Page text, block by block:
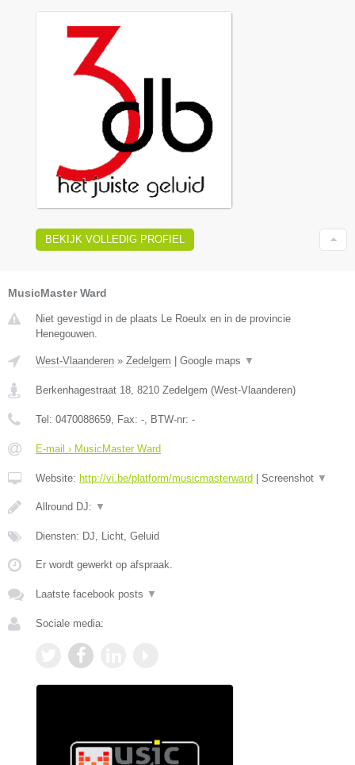
BEKIJK VOLLEDIG PROFIEL
MusicMaster Ward
Niet gevestigd in de plaats Le Roeulx en in de provincie
Henegouwen.
West-Vlaanderen » Zedelgem Google maps ▼
Berkenhagestraat 18 8210 Zedelgem (West-Vlaanderen)
Tel: 0470088659 , Fax: - , BTW-nr: -
E-mail › MusicMaster Ward
Website: http://vi.be/platform/musicmasterward Screenshot ▼
Allround DJ: ▼
Diensten: DJ, Licht, Geluid
Er wordt gewerkt op afspraak.
Laatste facebook posts ▼
Sociale media: